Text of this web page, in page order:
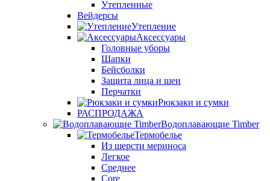
Утепленные
Вейдерсы
Утепление
Аксессуары
Головные уборы
Шапки
Бейсболки
Защита лица и шеи
Перчатки
Рюкзаки и сумки
РАСПРОДАЖА
Водоплавающие Timber
Термобелье
Из шерсти мериноса
Легкое
Среднее
Core